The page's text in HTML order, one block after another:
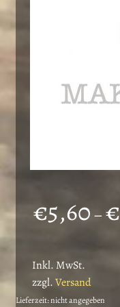
€5,60–€
Inkl. MwSt.
zzgl.Versand
Lieferzeit: nicht angegeben